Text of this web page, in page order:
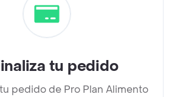
tu pedido
pedido de Pro Plan Alimento